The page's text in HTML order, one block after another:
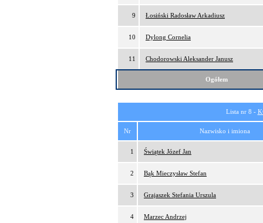
9 Łosiński Radosław Arkadiusz
10 Dylong Cornelia
11 Chodorowski Aleksander Janusz
Ogółem
Lista nr 8 -
Nr Nazwisko i imiona
1 Świątek Józef Jan
2 Bąk Mieczysław Stefan
3 Grajaszek Stefania Urszula
4 Marzec Andrzej